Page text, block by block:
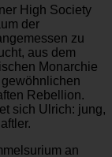
High Society
der
zu
aus dem
Monarchie
Rebellion.
sich Ulrich: jung,
an